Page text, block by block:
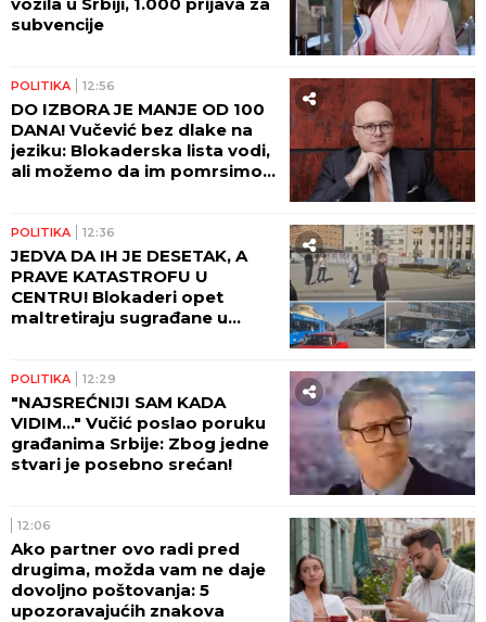
subvencije
POLITIKA 12:56
DO IZBORA JE MANJE OD 100
DANA! Vučević bez dlake na
jeziku: Blokaderska lista vodi,
ali možemo da im pomrsimo
POLITIKA 12:36
JEDVA DA IH JE DESETAK, A
PRAVE KATASTROFU U
CENTRU! Blokaderi opet
maltretiraju sugrađane u
POLITIKA 12:29
"NAJSREĆNIJI SAM KADA
VIDIM..." Vučić poslao poruku
građanima Srbije: Zbog jedne
stvari je posebno srećan!
12:06
Ako partner ovo radi pred
drugima, možda vam ne daje
dovoljno poštovanja: 5
upozoravajućih znakova